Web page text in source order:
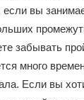
вы
забывать
много
Если вы